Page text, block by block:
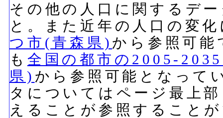
その他の人口に関するデ
と。また近年の人口の変
つ市(青森県) から参照可
も 全国の都市の2005-
県) から参照可能となって
タについてはページ最上
えることが参照すること